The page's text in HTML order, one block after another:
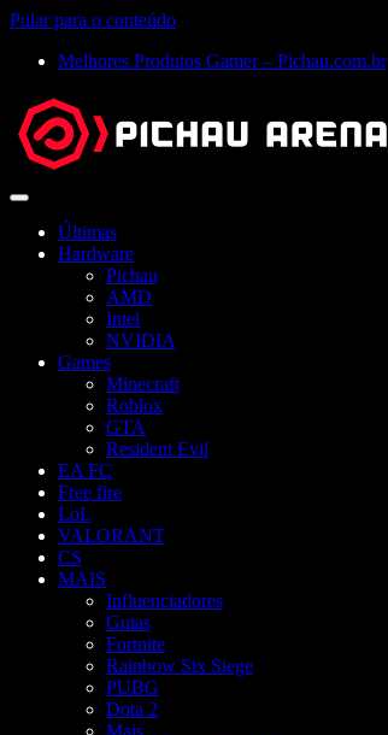
Pular para o conteúdo
Melhores Produtos Gamer – Pichau.com.br
Abrir
Últimas
Hardware
Pichau
AMD
Intel
NVIDIA
Games
Minecraft
Roblox
GTA
Resident Evil
EA FC
Free fire
LoL
VALORANT
CS
MAIS
Influenciadores
Guias
Fortnite
Rainbow Six Siege
PUBG
Dota 2
Mais